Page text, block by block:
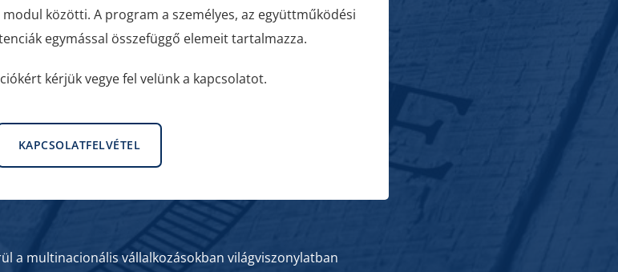
közötti. A program a személyes, az együttműködési
egymással összefüggő elemeit tartalmazza.
kérjük vegye fel velünk a kapcsolatot.
KAPCSOLATFELVÉTEL
a multinacionális vállalkozásokban világviszonylatban